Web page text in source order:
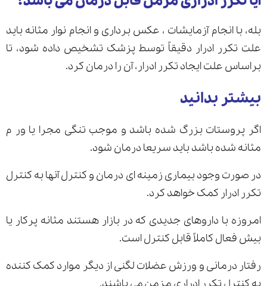
بله، با انجام آزمایشات ، عکس برداری و انجام نوار مثانه باید
علت تکرر ادرار دقیقاً توسط پزشک تشخیص داده شود، تا
براساس علت ایجاد تکرر ادرار، آن را درمان کرد.
بیشتر بدانید
اگر پروستات بزرگ شده باشد و موجب تنگی مجرا یا ور م
مثانه شده باشد باید سریعا درمان شود.
در صورت وجود بیماری زمینه ای درمان و کنترل آنها به کنترل
تکرر ادرار کمک خواهد کرد.
امروزه با داروهای جدیدی که در بازار هستند مثانه پرکار یا
بیش فعال کاملاً قابل کنترل است.
رفتار درمانی و ورزش عضلات لگنی از دیگر موارد کمک کننده